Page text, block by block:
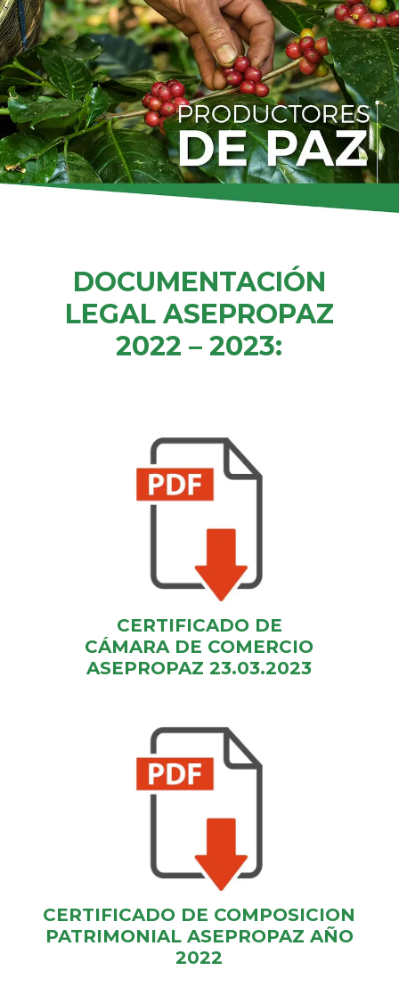
DOCUMENTACIÓN
LEGAL ASEPROPAZ
2022 – 2023:
CERTIFICADO DE
CÁMARA DE COMERCIO
ASEPROPAZ 23.03.2023
CERTIFICADO DE COMPOSICION
PATRIMONIAL ASEPROPAZ AÑO
2022